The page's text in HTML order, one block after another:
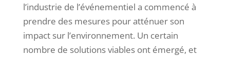
l’industrie de l’événementiel a commencé à
prendre des mesures pour atténuer son
impact sur l’environnement. Un certain
nombre de solutions viables ont émergé, et